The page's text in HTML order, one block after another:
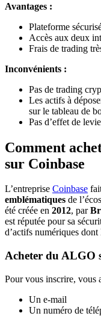
Avantages :
Plateforme
Accès aux deux
Frais de trading
Inconvénients :
Pas de trading
Les actifs à
sur le tableau de
Pas d’effet de
Comment
sur Coinbase
L’entreprise Coinbase
emblématiques de
été créée en 2012, par
est réputée pour sa
d’actifs numériques
Acheter du ALGO
Pour vous inscrire, vous
Un e-mail
Un numéro de